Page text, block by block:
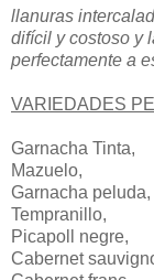
llanuras
difícil y costoso y
perfectamente a
VARIEDADES
Garnacha Tinta,
Mazuelo,
Garnacha peluda,
Tempranillo,
Picapoll negre,
Cabernet